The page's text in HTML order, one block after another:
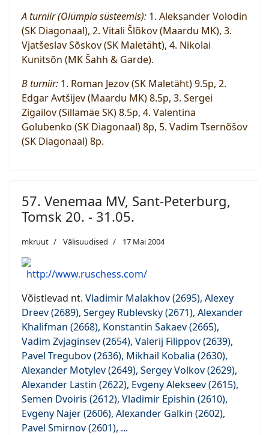
A turniir (Olümpia süsteemis): 1. Aleksander Volodin
(SK Diagonaal), 2. Vitali Šlõkov (Maardu MK), 3.
Vjatšeslav Sõskov (SK Maletäht), 4. Nikolai
Kunitsõn (MK Šahh & Garde).
B turniir: 1. Roman Jezov (SK Maletäht) 9.5p, 2.
Edgar Avtšijev (Maardu MK) 8.5p, 3. Sergei
Zigailov (Sillamäe SK) 8.5p, 4. Valentina
Golubenko (SK Diagonaal) 8p, 5. Vadim Tsernõšov
(SK Diagonaal) 8p.
57. Venemaa MV, Sant-Peterburg,
Tomsk 20. - 31.05.
mkruut Välisuudised 17 Mai 2004
http://www.ruschess.com/
Võistlevad nt. Vladimir Malakhov (2695), Alexey
Dreev (2689), Sergey Rublevsky (2671), Alexander
Khalifman (2668), Konstantin Sakaev (2665),
Vadim Zvjaginsev (2654), Valerij Filippov (2639),
Pavel Tregubov (2636), Mikhail Kobalia (2630),
Alexander Motylev (2649), Sergey Volkov (2629),
Alexander Lastin (2622), Evgeny Alekseev (2615),
Semen Dvoiris (2612), Vladimir Epishin (2610),
Evgeny Najer (2606), Alexander Galkin (2602),
Pavel Smirnov (2601), ...